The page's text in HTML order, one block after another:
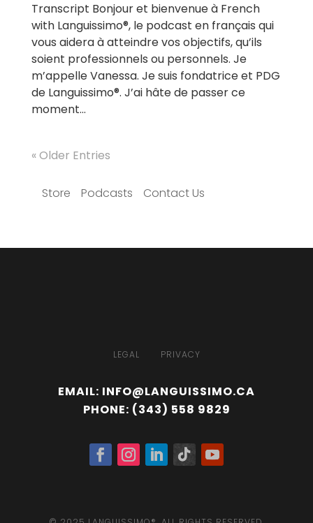
Transcript Bonjour et bienvenue à French
with Languissimo®, le podcast en français qui
vous aidera à atteindre vos objectifs, qu’ils
soient professionnels ou personnels. Je
m’appelle Vanessa. Je suis fondatrice et PDG
de Languissimo®. J’ai hâte de passer ce
moment...
« Older Entries
Store Podcasts Contact Us
LEGAL PRIVACY
EMAIL: INFO@LANGUISSIMO.CA
PHONE: (343) 558 9829